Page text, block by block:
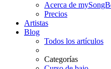
Acerca de
Precios
Artistas
Blog
Todos los artículos
Categorías